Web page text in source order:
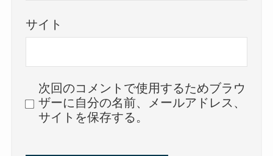
サイト
次回のコメントで使用するためブラウ
ザーに自分の名前、メールアドレス、
サイトを保存する。